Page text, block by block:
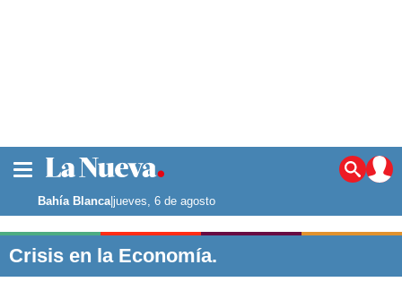
Noticias
La ciudad
Punta Alta
El país
Bahía Blanca|jueves, 6 de agosto
Crisis en la Economía.